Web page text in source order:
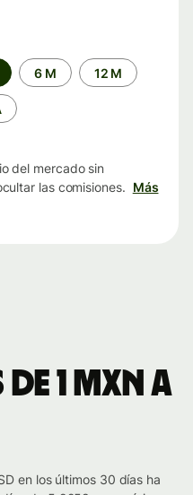
6 M 12 M
del mercado sin
las comisiones. Más
1 MXN a
en los últimos 30 días ha